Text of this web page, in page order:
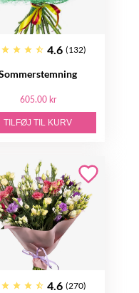
4.6 (132)
605.00 kr
TILFØJ TIL KURV
4.6 (270)